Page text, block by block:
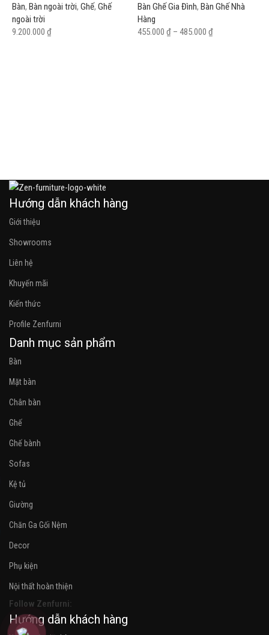
Bàn, Bàn ngoài trời, Ghế, Ghế
ngoài trời
9.200.000 ₫
Bàn Ghế Gia Đình, Bàn Ghế Nhà
Hàng
455.000 ₫ – 485.000 ₫
Hướng dẫn khách hàng
Giới thiệu
Showrooms
Liên hệ
Khuyến mãi
Kiến thức
Profile Zenfurni
Danh mục sản phẩm
Bàn
Mặt bàn
Chân bàn
Ghế
Ghế bành
Sofas
Kệ tủ
Giường
Chăn Ga Gối Nệm
Decor
Phụ kiện
Nội thất hoàn thiện
Follow Zenfurni:
Hướng dẫn khách hàng